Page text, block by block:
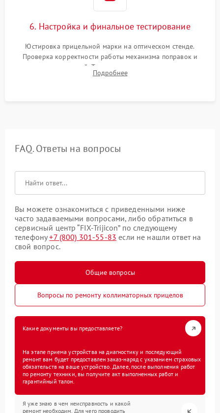
6. Настройка и финальное тестирование
Юстировка прицельной марки на оптическом стенде.
Проверка корректности работы механизма поправок и
отсутствия искажений. Тестирование прицела на ударном
стенде для подтверждения устойчивости к отдаче оружия и
Подробнее
FAQ. Ответы на вопросы
Вы можете ознакомиться с приведенными ниже
часто задаваемыми вопросами, либо обратиться в
сервисный центр “FIX-Trijicon” по следующему
телефону+7 (800) 301-55-83 если не нашли ответ на
свой вопрос.
Общие вопросы
Вопросы по ремонту коллиматорных прицелов
Какие документы вы предоставляете?
На этапе приема устройства на диагностику и последующий
ремонт вам будет предоставлен заказ-наряд с указанием страховых
обязательств на ваше устройство. Далее, после выполнения работ
по ремонту техники, вы получите акт выполненных работ и
гарантийный талон.
Я уже знаю в чем неисправность и какой
ремонт необходим. Для чего проводить